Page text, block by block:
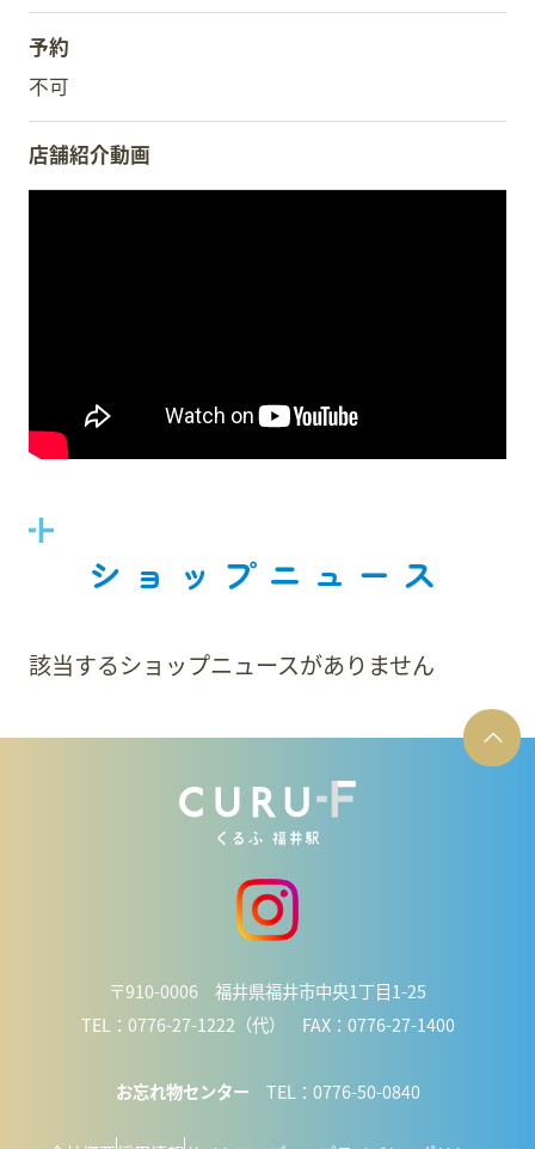
予約
不可
店舗紹介動画
ショップニュース
該当するショップニュースがありません
〒910-0006 福井県福井市中央1丁目1-25
TEL：0776-27-1222（代） FAX：0776-27-1400
お忘れ物センター TEL：0776-50-0840